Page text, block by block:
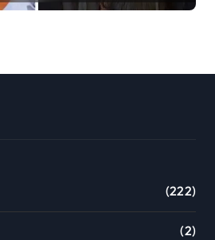
(222)
(2)